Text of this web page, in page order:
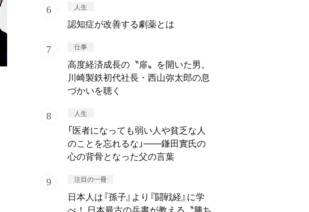
人生
認知症が改善する劇薬とは
仕事
高度経済成長の〝扉〟を開いた男。
川崎製鉄初代社長・西山弥太郎の息
づかいを聴く
人生
「医者になっても弱い人や貧乏な人
のことを忘れるな」——鎌田實氏の
心の背骨となった父の言葉
注目の一冊
日本人は『孫子』より『闘戦経』に学